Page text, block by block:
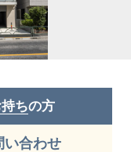
ちの方
い合わせ